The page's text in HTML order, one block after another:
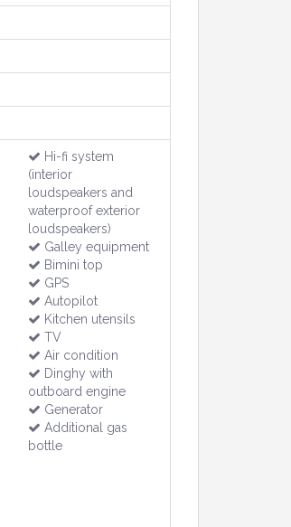
Hi-fi system
(interior
loudspeakers and
waterproof exterior
loudspeakers)
Galley equipment
Bimini top
GPS
Autopilot
Kitchen utensils
TV
Air condition
Dinghy with
outboard engine
Generator
Additional gas
bottle